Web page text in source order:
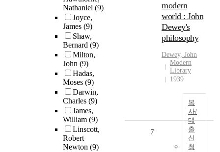
Nathaniel (9)
Joyce,
James (9)
Shaw,
Bernard (9)
Milton,
John (9)
Hadas,
Moses (9)
Darwin,
Charles (9)
James,
William (9)
Linscott,
Robert
Newton (9)
modern
world : John
Dewey's
philosophy
Dewey, John
Modern
Library
1939
복
사/
대
출
신
청
7